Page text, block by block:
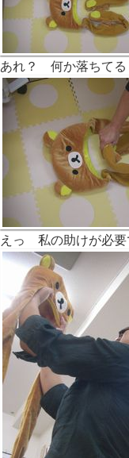
あれ？ 何か落ちてる
えっ 私の助けが必要